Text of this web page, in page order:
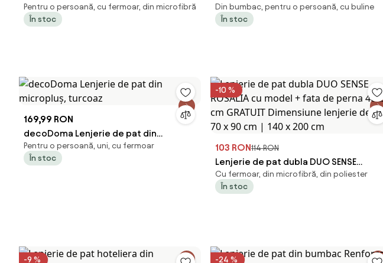
gri-alb Dimensiune lenjerie de pat: 70 x
90 cm | 140 x 200 cm
Pentru o persoană, cu fermoar, din microfibră
În stoc
BLUE LINE albastru Dimensiunile
lenjeriei: 70 x 90 cm | 140 x 200 cm
Din bumbac, pentru o persoană, cu buline
În stoc
169,99 RON
decoDoma Lenjerie de pat din
micropluş, turcoaz
Pentru o persoană, uni, cu fermoar
În stoc
-10 %
103 RON114 RON
Lenjerie de pat dubla DUO SENSE
ROSALIA cu model + fata de perna
40x50 cm GRATUIT Dimensiune lenjerie
Cu fermoar, din microfibră, din poliester
În stoc
-9 % -24 %